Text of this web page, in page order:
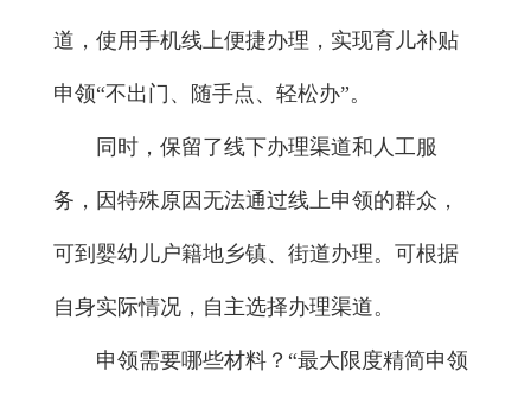
道，使用手机线上便捷办理，实现育儿补贴
申领“不出门、随手点、轻松办”。
同时，保留了线下办理渠道和人工服
务，因特殊原因无法通过线上申领的群众，
可到婴幼儿户籍地乡镇、街道办理。可根据
自身实际情况，自主选择办理渠道。
申领需要哪些材料？“最大限度精简申领